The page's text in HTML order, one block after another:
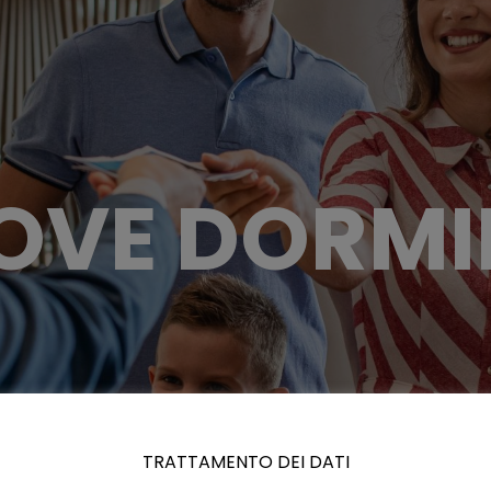
TRATTAMENTO DEI DATI